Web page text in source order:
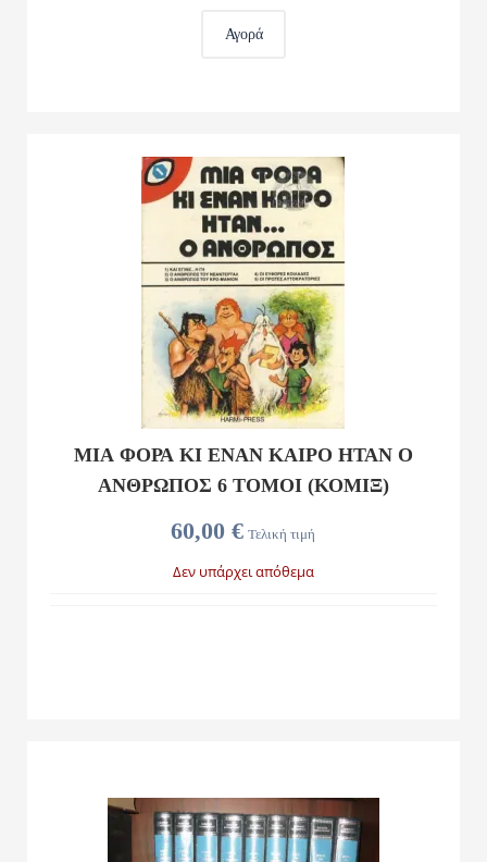
Αγορά
60,00 € Τελική τιμή
ΜΙΑ ΦΟΡΑ ΚΙ ΕΝΑΝ ΚΑΙΡΟ ΗΤΑΝ Ο
ΑΝΘΡΩΠΟΣ 6 ΤΟΜΟΙ (ΚΟΜΙΞ)
Δεν υπάρχει απόθεμα